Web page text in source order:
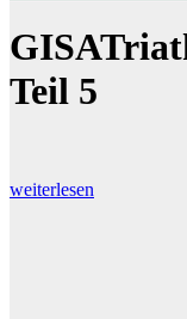
Teil 5
weiterlesen